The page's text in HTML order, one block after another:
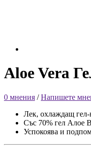
Aloe Vera
0 мнения /Напишете
Лек, охлаждащ гел-
Със 70% гел Алое
Успокоява и